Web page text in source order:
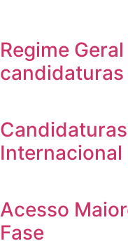
Regime
Internacional
Acesso
Fase